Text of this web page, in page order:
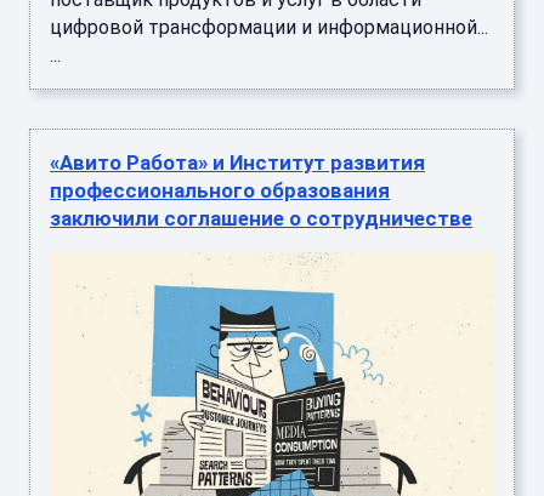
цифровой трансформации и информационной...
...
«Авито Работа» и Институт развития
профессионального образования
заключили соглашение о сотрудничестве